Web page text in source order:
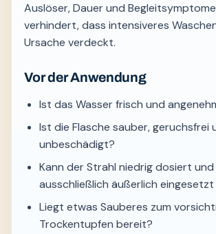
Auslöser, Dauer und
verhindert, dass intensiveres
Ursache verdeckt.
Vor der Anwendung
Ist das Wasser frisch und
Ist die Flasche sauber, geruchsfrei
unbeschädigt?
Kann der Strahl niedrig dosiert und
ausschließlich äußerlich
Liegt etwas Sauberes zum
Trockentupfen bereit?